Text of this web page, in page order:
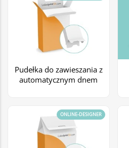
Pudełka do zawieszania z
automatycznym dnem
ONLINE-DESIGNER